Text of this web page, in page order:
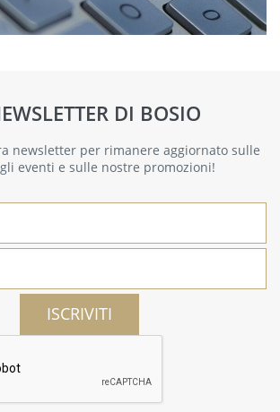
DI BOSIO
newsletter per rimanere aggiornato sulle
eventi e sulle nostre promozioni!
ISCRIVITI